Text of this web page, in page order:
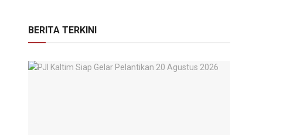
BERITA TERKINI